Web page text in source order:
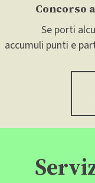
Concorso
Se porti
accumuli punti e